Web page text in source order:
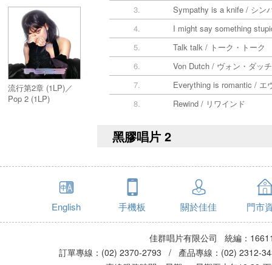
流行第2章 (1LP)／
Pop 2 (1LP)
3.
Sympathy is a knife / シン
4.
I might say something
5.
Talk talk / トーク・トーク
6.
Von Dutch / ヴォン・ダッチ
7.
Everything is romantic / エ
8.
Rewind / リワインド
黑膠唱片 2
English 手機板 關於佳佳 門市
佳群唱片有限公司 統編：
訂單專線：(02) 2370-2793 / 產品專線：(02)